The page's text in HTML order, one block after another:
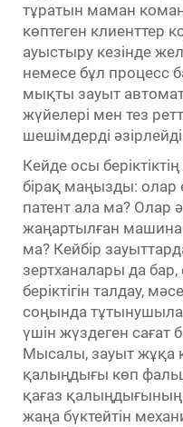
тұратын маман
көптеген клиенттер
ауыстыру кезінде
немесе бұл процесс
мықты зауыт
жүйелері мен тез
шешімдерді
Кейде осы
бірақ маңызды: олар
патент ала ма? Олар
жаңартылған
ма? Кейбір
зертханалары да
беріктігін талдау,
соңында
үшін жүздеген сағат
Мысалы, зауыт жұқа
қалыңдығы көп
қағаз
жаңа бүктейтін